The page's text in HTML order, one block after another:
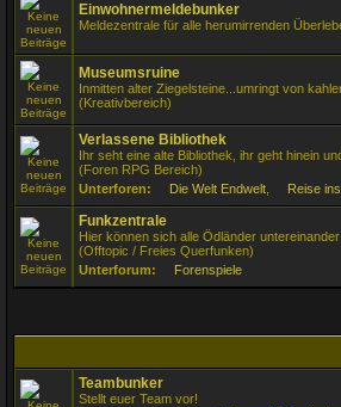
Einwohnermeldebunker
Meldezentrale für alle herumirrenden
Museumsruine
Inmitten alter Ziegelsteine...umringt von
(Kreativbereich)
Verlassene Bibliothek
Ihr seht eine alte Bibliothek, ihr geht hinein
(Foren RPG Bereich)
Unterforen:
Die Welt Endwelt Reise
Funkzentrale
Hier können sich alle Ödländer
(Offtopic / Freies Querfunken)
Unterforum:
Forenspiele
Teambunker
Stellt euer Team vor!